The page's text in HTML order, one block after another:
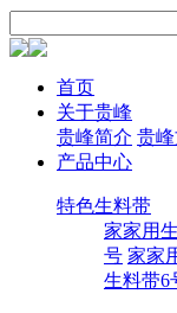
首页
关于贵峰
贵峰简介 贵
产品中心
特色生料带
家家用
号 家家
生料带6